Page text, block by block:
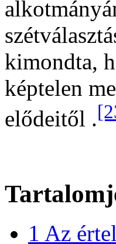
kimondta,
képtelen
elődeitől .
1 Az